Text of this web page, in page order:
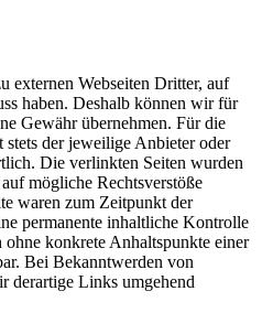
externen Webseiten Dritter, auf
haben. Deshalb können wir für
Gewähr übernehmen. Für die
der jeweilige Anbieter oder
Die verlinkten Seiten wurden
mögliche Rechtsverstöße
waren zum Zeitpunkt der
permanente inhaltliche Kontrolle
konkrete Anhaltspunkte einer
Bei Bekanntwerden von
derartige Links umgehend